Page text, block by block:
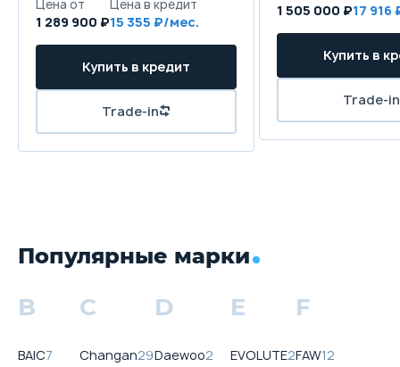
1 289 900 ₽15 355
1 505 000 ₽17 916
Популярные марки
B
BAIC7
C
Changan29
D
Daewoo2
E
EVOLUTE2
F
FAW12